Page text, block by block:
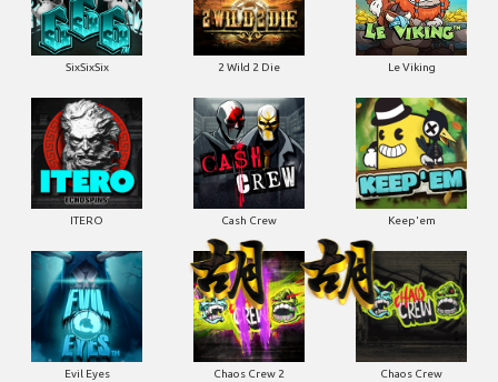
SixSixSix 2 Wild 2 Die Le Viking
ITERO Cash Crew Keep'em
Evil Eyes Chaos Crew 2 Chaos Crew